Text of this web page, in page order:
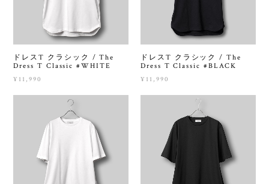
ドレスT クラシック / The
Dress T Classic #WHITE
¥11,990
ドレスT クラシック / The
Dress T Classic #BLACK
¥11,990